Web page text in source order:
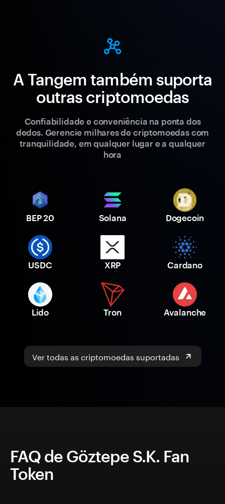
A Tangem também suporta
outras criptomoedas
Confiabilidade e conveniência na ponta dos
dedos. Gerencie milhares de criptomoedas com
tranquilidade, em qualquer lugar e a qualquer
hora
BEP 20 Solana Dogecoin
USDC XRP Cardano
Lido Tron Avalanche
Ver todas as criptomoedas suportadas
FAQ de Göztepe S.K. Fan
Token